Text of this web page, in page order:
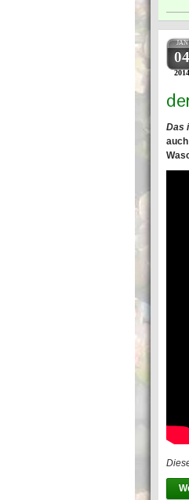
JAN
04
2014
Das